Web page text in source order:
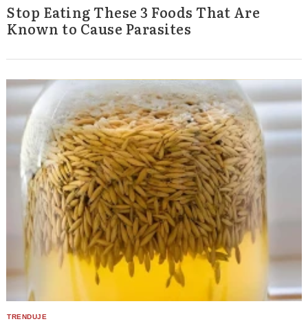
Stop Eating These 3 Foods That Are
Known to Cause Parasites